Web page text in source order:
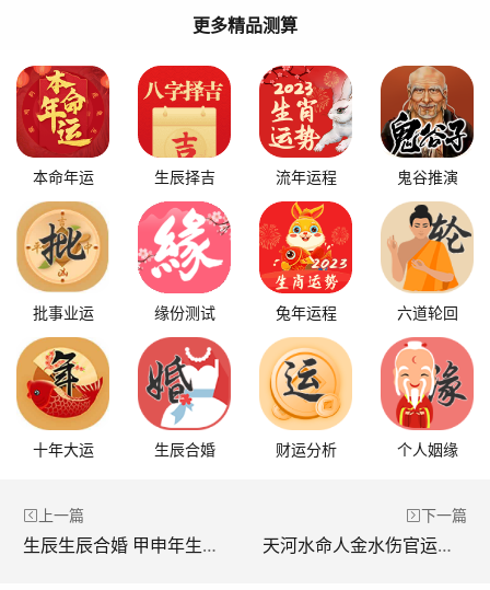
更多精品测算
本命年运 生辰择吉 流年运程 鬼谷推演
批事业运 缘份测试 兔年运程 六道轮回
十年大运 生辰合婚 财运分析 个人姻缘
上一篇
生辰生辰合婚 甲申年生的人和谁最配
下一篇
天河水命人金水伤官运势解析 会有财运吗